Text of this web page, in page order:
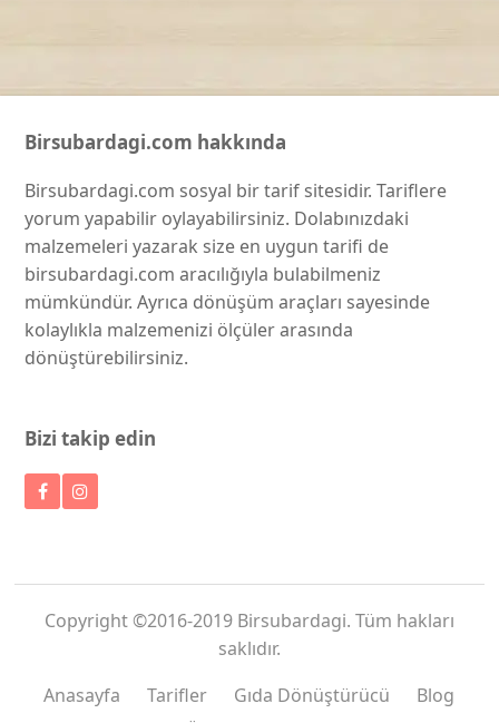
Birsubardagi.com hakkında
Birsubardagi.com sosyal bir tarif sitesidir. Tariflere
yorum yapabilir oylayabilirsiniz. Dolabınızdaki
malzemeleri yazarak size en uygun tarifi de
birsubardagi.com aracılığıyla bulabilmeniz
mümkündür. Ayrıca dönüşüm araçları sayesinde
kolaylıkla malzemenizi ölçüler arasında
dönüştürebilirsiniz.
Bizi takip edin
Copyright ©2016-2019 Birsubardagi. Tüm hakları
saklıdır.
Anasayfa
Tarifler Gıda Dönüştürücü
Blog